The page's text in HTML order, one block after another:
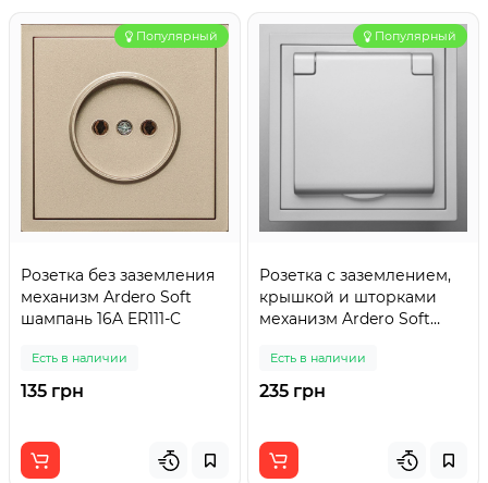
Популярный
Розетка без заземления
механизм Ardero Soft
шампань 16A ER111-C
Есть в наличии
135 грн
Популярный
Розетка с заземлением,
крышкой и шторками
механизм Ardero Soft
Есть в наличии
235 грн